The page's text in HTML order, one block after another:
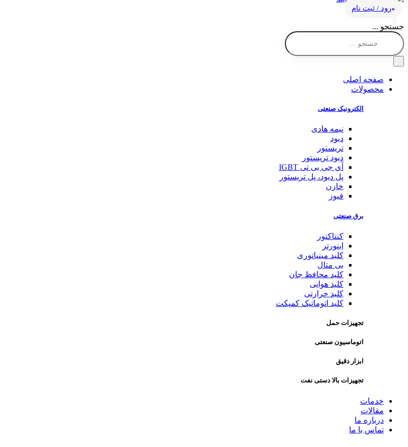
ورود / ثبت نام
جستجو ...
صفحه اصلی
محصولات
الکترونیک صنعتی
نیمه هادی
دیود
تریستور
دیود تریستور
آی جی بی تی IGBT
پل دیود، پل تریستور
خازن
فیوز
برق صنعتی
کنتاکتور
اینورتر
کلید مینیاتوری
بی متال
کلید محافظ جان
کلید هوایی
کلید حرارتی
کلید اتوماتیک کمپکت
تجهیزات حمل
اتوماسیون صنعتی
ابزار دقیق
تجهیزات بالا دستی نفت
خدمات
مقالات
درباره ما
تماس با ما